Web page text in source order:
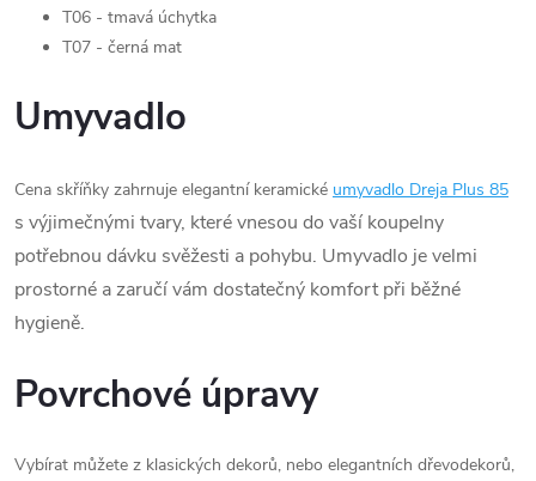
T06 - tmavá úchytka
T07 - černá mat
Umyvadlo
Cena skříňky zahrnuje elegantní keramické umyvadlo Dreja Plus 85
s výjimečnými tvary, které vnesou do vaší koupelny
potřebnou dávku svěžesti a pohybu. Umyvadlo je velmi
prostorné a zaručí vám dostatečný komfort při běžné
hygieně.
Povrchové úpravy
Vybírat můžete z klasických dekorů, nebo elegantních dřevodekorů,